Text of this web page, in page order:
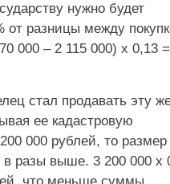
нужно будет
от разницы между
000 – 2 115 000) х 0,13
стал продавать эту
ее кадастровую
000 рублей, то размер
разы выше. 3 200 000 х